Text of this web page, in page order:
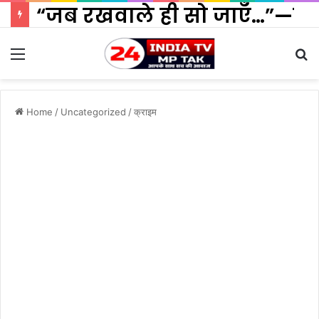
“जब रखवाले ही सो
Menu
Home / Uncategorized /क्राइम